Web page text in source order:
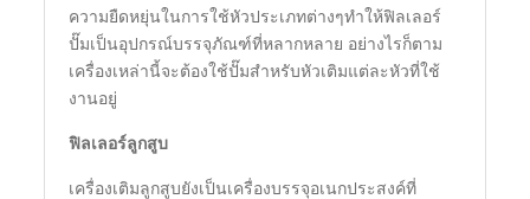
ความยืดหยุ่นในการใช้หัวประเภทต่างๆทำให้ฟิลเลอร์
ปั๊มเป็นอุปกรณ์บรรจุภัณฑ์ที่หลากหลาย อย่างไรก็ตาม
เครื่องเหล่านี้จะต้องใช้ปั๊มสำหรับหัวเติมแต่ละหัวที่ใช้
งานอยู่
ฟิลเลอร์ลูกสูบ
เครื่องเติมลูกสูบยังเป็นเครื่องบรรจุอเนกประสงค์ที่